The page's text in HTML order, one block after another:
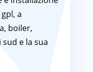
a
boiler,
e la sua